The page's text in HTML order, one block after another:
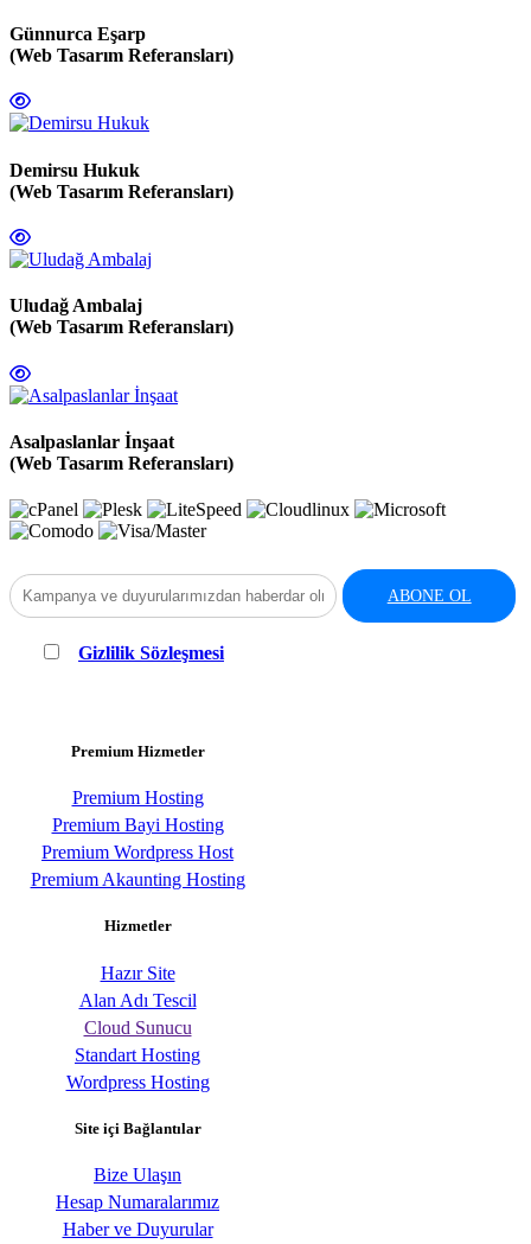
Günnurca Eşarp
(Web Tasarım Referansları)
Demirsu Hukuk
(Web Tasarım Referansları)
Uludağ Ambalaj
(Web Tasarım Referansları)
Asalpaslanlar İnşaat
(Web Tasarım Referansları)
ABONE OL
Gizlilik Sözleşmesi
Premium Hizmetler
Premium Hosting
Premium Bayi Hosting
Premium Wordpress Host
Premium Akaunting Hosting
Hizmetler
Hazır Site
Alan Adı Tescil
Cloud Sunucu
Standart Hosting
Wordpress Hosting
Site içi Bağlantılar
Bize Ulaşın
Hesap Numaralarımız
Haber ve Duyurular